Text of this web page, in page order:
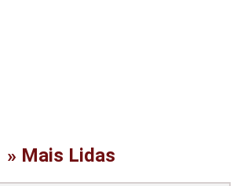
» Mais Lidas